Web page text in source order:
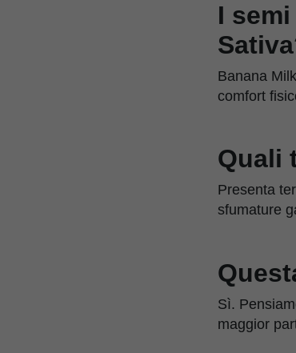
I
Banana
comfort
Quali
Presenta
sfumature
Sì.
maggior